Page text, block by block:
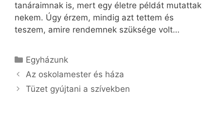
tanáraimnak is, mert egy életre példát mutattak
nekem. Úgy érzem, mindig azt tettem és
teszem, amire rendemnek szüksége volt…
Kategória
Egyházunk
Az oskolamester és háza
Tüzet gyújtani a szívekben